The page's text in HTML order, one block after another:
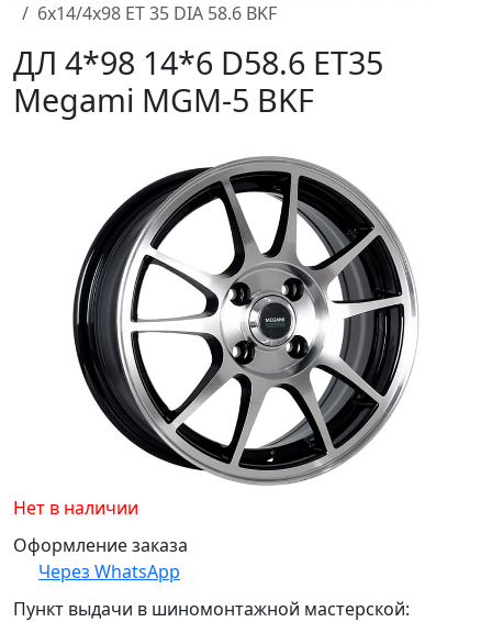
6x14/4x98 ET 35 DIA 58.6 BKF
ДЛ 4*98 14*6 D58.6 ET35
Megami MGM-5 BKF
Нет в наличии
Оформление заказа
Через WhatsApp
Пункт выдачи в шиномонтажной мастерской: